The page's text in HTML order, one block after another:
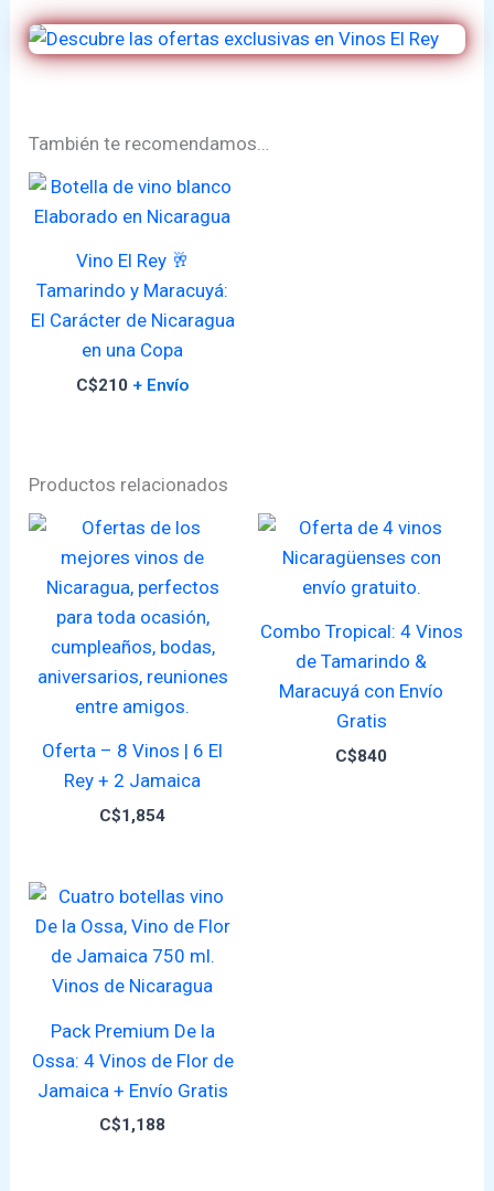
También te recomendamos…
Vino El Rey 🥂
Tamarindo y Maracuyá:
El Carácter de Nicaragua
en una Copa
C$210 + Envío
Productos relacionados
Oferta – 8 Vinos | 6 El
Rey + 2 Jamaica
C$1,854
Combo Tropical: 4 Vinos
de Tamarindo &
Maracuyá con Envío
Gratis
C$840
Pack Premium De la
Ossa: 4 Vinos de Flor de
Jamaica + Envío Gratis
C$1,188